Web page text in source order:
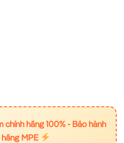
chính hãng 100% - Bảo hành
MPE